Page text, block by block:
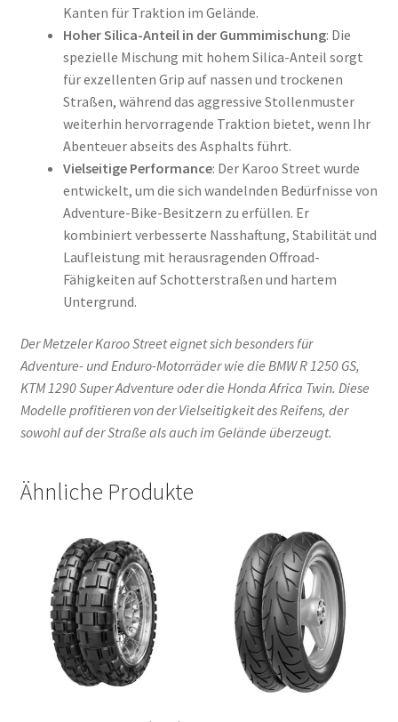
Kanten für Traktion im Gelände.
Hoher Silica-Anteil in der Gummimischung: Die
spezielle Mischung mit hohem Silica-Anteil sorgt
für exzellenten Grip auf nassen und trockenen
Straßen, während das aggressive Stollenmuster
weiterhin hervorragende Traktion bietet, wenn Ihr
Abenteuer abseits des Asphalts führt.
Vielseitige Performance: Der Karoo Street wurde
entwickelt, um die sich wandelnden Bedürfnisse von
Adventure-Bike-Besitzern zu erfüllen. Er
kombiniert verbesserte Nasshaftung, Stabilität und
Laufleistung mit herausragenden Offroad-
Fähigkeiten auf Schotterstraßen und hartem
Untergrund.
Der Metzeler Karoo Street eignet sich besonders für
Adventure- und Enduro-Motorräder wie die BMW R 1250 GS,
KTM 1290 Super Adventure oder die Honda Africa Twin. Diese
Modelle profitieren von der Vielseitigkeit des Reifens, der
sowohl auf der Straße als auch im Gelände überzeugt.
Ähnliche Produkte